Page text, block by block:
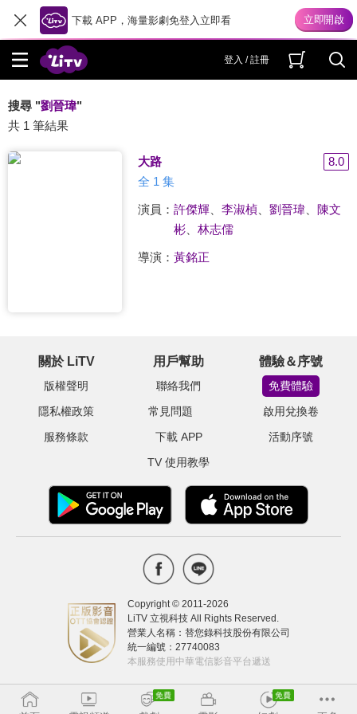
下載 APP，海量影劇免登入立即看
登入 / 註冊
搜尋 "劉晉瑋"
共 1 筆結果
大路
8.0
全 1 集
演員： 許傑輝、 李淑楨、 劉晉瑋、 陳文
彬、 林志儒
導演： 黃銘正
關於 LiTV
版權聲明
隱私權政策
服務條款
用戶幫助
聯絡我們
常見問題
下載 APP
TV 使用教學
體驗＆序號
免費體驗
啟用兌換卷
活動序號
Copyright © 2011-2026
LiTV 立視科技 All Rights Reserved.
營業人名稱：替您錄科技股份有限公司
統一編號：27740083
本服務使用中華電信影音平台遞送